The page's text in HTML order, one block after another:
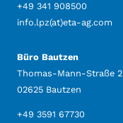
+49 341 908500
info.lpz(at)eta-ag.com
Büro Bautzen
Thomas-Mann-Straße 2
02625 Bautzen
+49 3591 67730